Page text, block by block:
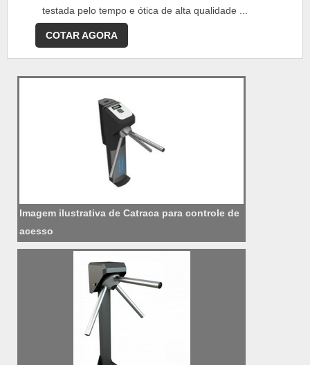
testada pelo tempo e ótica de alta qualidade ...
COTAR AGORA
Imagem ilustrativa de Catraca para controle de
acesso